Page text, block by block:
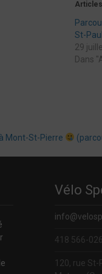
St-
29
Dans
Mont-St-Pierre
Vélo
418 566-
120, rue St-